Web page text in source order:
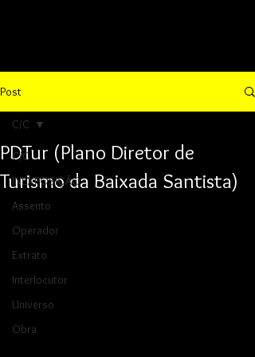
Post
C/C
INEXPOSIÇÃO
Assento
Operador
Extrato
Interlocutor
Universo
Obra
C/C
PDTur (Plano Diretor de
Turismo da Baixada Santista)